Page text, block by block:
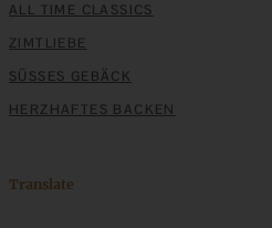
ALL TIME CLASSICS
ZIMTLIEBE
SÜSSES GEBÄCK
HERZHAFTES BACKEN
Translate